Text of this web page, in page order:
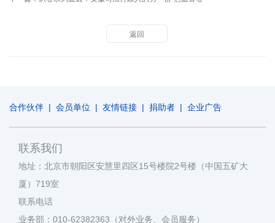
返回
合作伙伴 | 会员单位 | 友情链接 | 捐助者 | 企业广告
联系我们
地址：北京市朝阳区安慧里四区15号楼院2号楼（中国五矿大
厦）719室
联系电话
业务部：010-62382363（对外业务、会员服务）